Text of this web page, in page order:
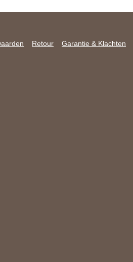
Retour Garantie & Klachten